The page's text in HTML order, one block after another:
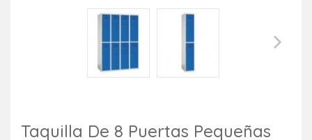
Taquilla De 8 Puertas Pequeñas